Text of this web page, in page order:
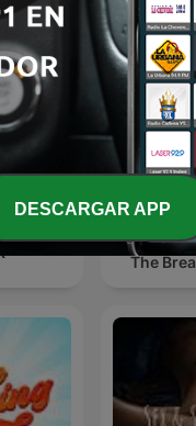
LOVE 972
The
DESCARGAR APP